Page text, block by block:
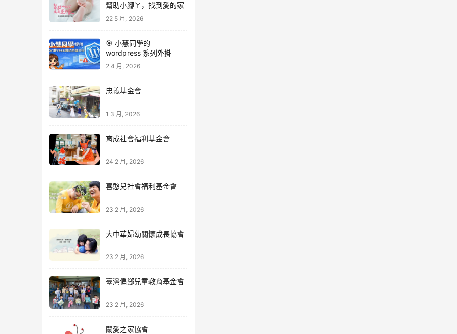
幫助小腳ㄚ，找到愛的家
22 5 月, 2026
🎯 小慧同學的
wordpress 系列外掛
2 4 月, 2026
忠義基金會
1 3 月, 2026
育成社會福利基金會
24 2 月, 2026
喜憨兒社會福利基金會
23 2 月, 2026
大中華婦幼關懷成長協會
23 2 月, 2026
臺灣偏鄉兒童教育基金會
23 2 月, 2026
關愛之家協會